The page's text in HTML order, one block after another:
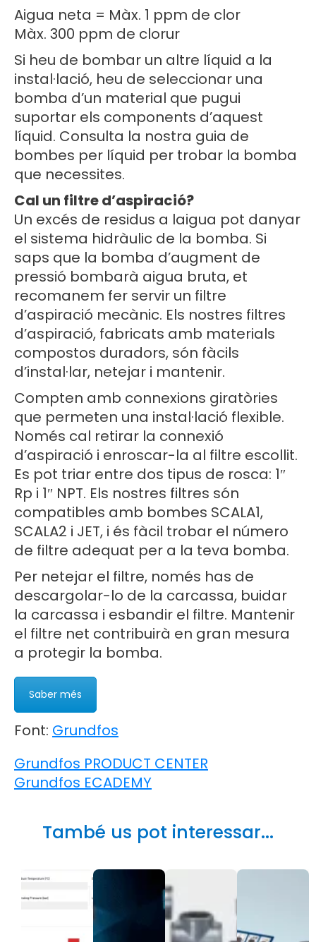
Aigua neta = Màx. 1 ppm de clor
Màx. 300 ppm de clorur
Si heu de bombar un altre líquid a la
instal·lació, heu de seleccionar una
bomba d’un material que pugui
suportar els components d’aquest
líquid. Consulta la nostra guia de
bombes per líquid per trobar la bomba
que necessites.
Cal un filtre d’aspiració?
Un excés de residus a laigua pot danyar
el sistema hidràulic de la bomba. Si
saps que la bomba d’augment de
pressió bombarà aigua bruta, et
recomanem fer servir un filtre
d’aspiració mecànic. Els nostres filtres
d’aspiració, fabricats amb materials
compostos duradors, són fàcils
d’instal·lar, netejar i mantenir.
Compten amb connexions giratòries
que permeten una instal·lació flexible.
Només cal retirar la connexió
d’aspiració i enroscar-la al filtre escollit.
Es pot triar entre dos tipus de rosca: 1″
Rp i 1″ NPT. Els nostres filtres són
compatibles amb bombes SCALA1,
SCALA2 i JET, i és fàcil trobar el número
de filtre adequat per a la teva bomba.
Per netejar el filtre, només has de
descargolar-lo de la carcassa, buidar
la carcassa i esbandir el filtre. Mantenir
el filtre net contribuirà en gran mesura
a protegir la bomba.
Saber més
Font: Grundfos
Grundfos PRODUCT CENTER
Grundfos ECADEMY
També us pot interessar...